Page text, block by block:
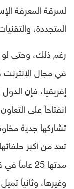
لسرقة المعرفة
المتجددة،
رغم ذلك، وحتى
في مجال
إفريقيا، فإن
انفتاحاً على
تشاركها جدية
تعد من أكبر
مدتها 25
وغيرها، وثانياً